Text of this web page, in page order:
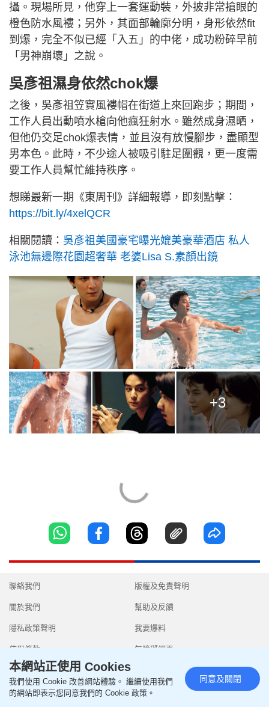
攝。現場所見，他穿上一套運動裝，外披非常搶眼的
橙色防水風褸；另外，其面部輪廓分明，身形依然fit
到爆，完全不似已經「入五」的中佬，成功粉碎早前
「男神崩壞」之說。
吳彥祖濕身依然chok爆
之後，吳彥祖笠實風褸帽在街道上來回跑步；期間，
工作人員出動噴水槍向他瘋狂射水。雖然成身濕晒，
但他仍交足chok爆表情，並且沒有放慢腳步，盡顯型
男本色。此時，不少途人被吸引駐足圍觀，更一度需
要工作人員幫忙維持秩序。
想睇最新一期《東周刊》詳細報導，即刻點擊：
https://bit.ly/4xelQCR
相關閱讀： 吳彥祖美國豪宅曝光媲美豪華酒店 私人
泳池無邊際花園超奢華 老婆Lisa S.素顏出鏡
+3
聯絡我們
關於我們
隱私政策聲明
使用條款
版權及免責聲明
幫助及反饋
我要爆料
無障礙網頁
Copyright © 2026 SingTao Ltd.All rights reserved.
本網站正使用 Cookies
我們使用 Cookie 改善網站體驗。 繼續使用我們
的網站即表示您同意我們的 Cookie 政策。
同意及關閉